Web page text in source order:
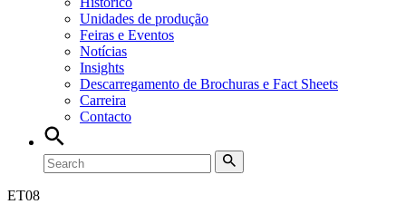
Unidades de produção
Feiras e Eventos
Notícias
Insights
Descarregamento de Brochuras e Fact Sheets
Carreira
Contacto
ET08